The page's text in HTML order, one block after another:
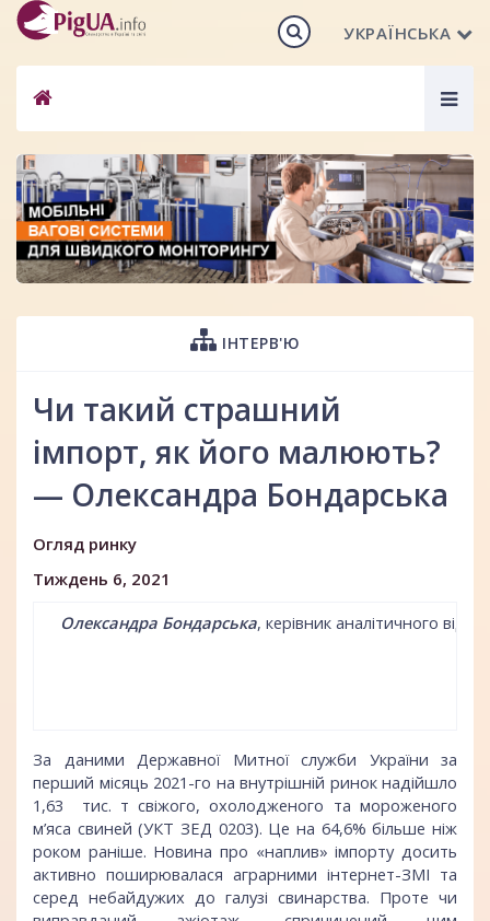
УКРАЇНСЬКА
ІНТЕРВ'Ю
Чи такий страшний
імпорт, як його малюють?
— Олександра Бондарська
Огляд ринку
Тиждень 6, 2021
Олександра Бондарська, керівник аналітичного
За даними Державної Митної служби України за
перший місяць 2021-го на внутрішній ринок надійшло
1,63 тис. т свіжого, охолодженого та мороженого
м’яса свиней (УКТ ЗЕД 0203). Це на 64,6% більше ніж
роком раніше. Новина про «наплив» імпорту досить
активно поширювалася аграрними інтернет-ЗМІ та
серед небайдужих до галузі свинарства. Проте чи